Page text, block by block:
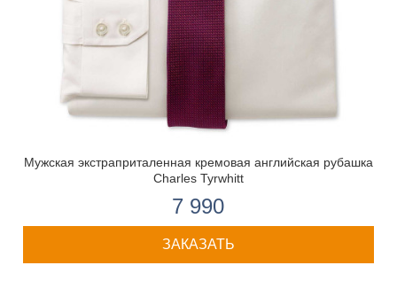
Мужская экстраприталенная кремовая английская рубашка
Charles Tyrwhitt
7 990
ЗАКАЗАТЬ